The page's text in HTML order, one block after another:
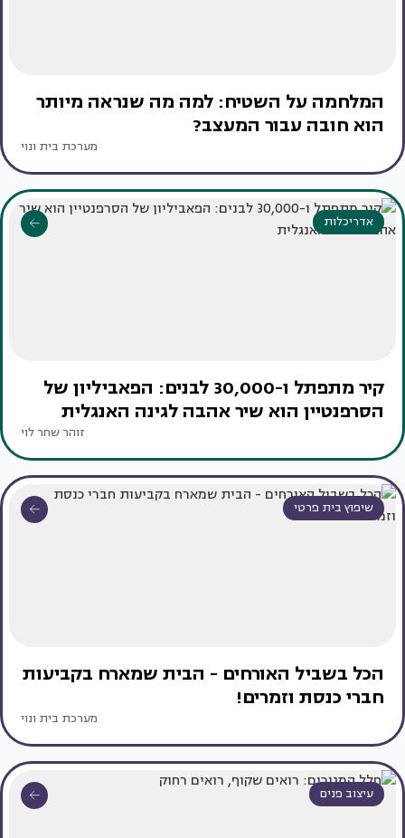
המלחמה על השטיח: למה מה שנראה מיותר
הוא חובה עבור המעצב?
מערכת בית ונוי
אדריכלות
קיר מתפתל ו-30,000 לבנים: הפאביליון של
הסרפנטיין הוא שיר אהבה לגינה האנגלית
זוהר שחר לוי
שיפוץ בית פרטי
הכל בשביל האורחים - הבית שמארח בקביעות
חברי כנסת וזמרים!
מערכת בית ונוי
עיצוב פנים